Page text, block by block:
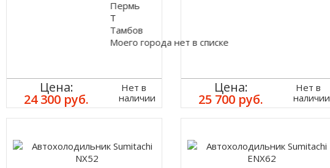
Цена:
24 300 руб.
Нет в
наличии
Цена:
25 700 руб.
Нет в
наличии
Пермь
Т
Тамбов
Моего города нет в списке